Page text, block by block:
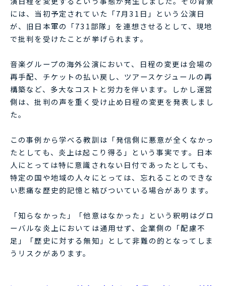
には、当初予定されていた「7月31日」という公演日
が、旧日本軍の「731部隊」を連想させるとして、現地
で批判を受けたことが挙げられます。
音楽グループの海外公演において、日程の変更は会場の
再手配、チケットの払い戻し、ツアースケジュールの再
構築など、多大なコストと労力を伴います。しかし運営
側は、批判の声を重く受け止め日程の変更を発表しまし
た。
この事例から学べる教訓は「発信側に悪意が全くなかっ
たとしても、炎上は起こり得る」という事実です。日本
人にとっては特に意識されない日付であったとしても、
特定の国や地域の人々にとっては、忘れることのできな
い悲痛な歴史的記憶と結びついている場合があります。
「知らなかった」「他意はなかった」という釈明はグロ
ーバルな炎上においては通用せず、企業側の「配慮不
足」「歴史に対する無知」として非難の的となってしま
うリスクがあります。